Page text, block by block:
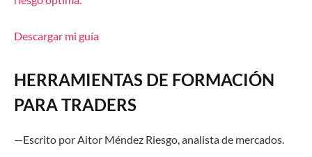
Descargar mi guía
HERRAMIENTAS DE FORMACIÓN
PARA TRADERS
—Escrito porAitor Méndez Riesgo,analista de mercados.